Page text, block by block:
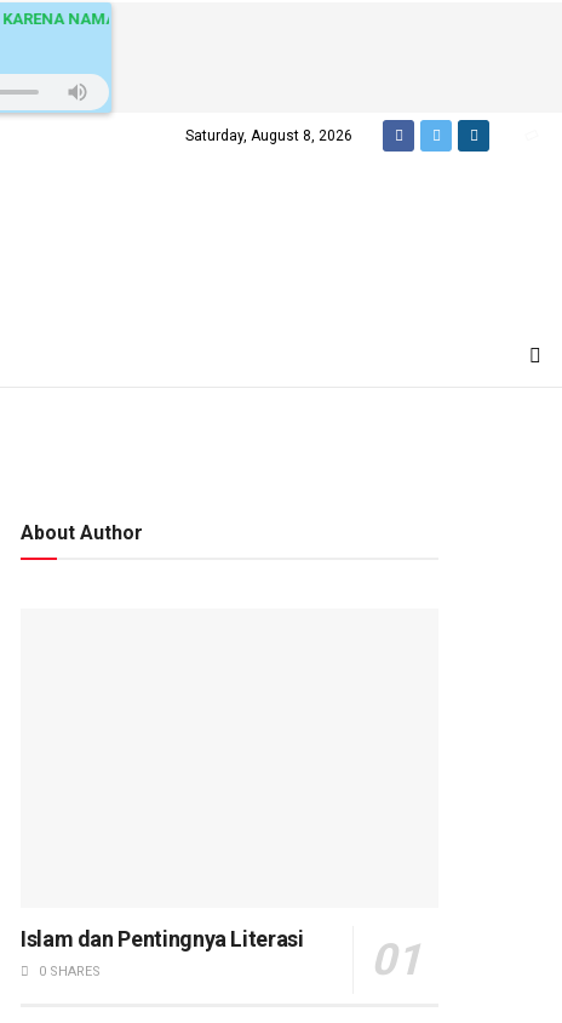
NAMA 🎵
Saturday, August 8, 2026
About Author
Islam dan Pentingnya Literasi
0 SHARES